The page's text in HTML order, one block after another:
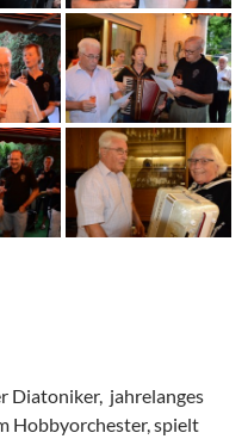
Diatoniker, jahrelanges
Hobbyorchester, spielt